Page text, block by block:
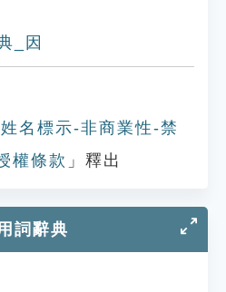
_因
名標示-非商業性-禁
權條款 」釋出
詞辭典